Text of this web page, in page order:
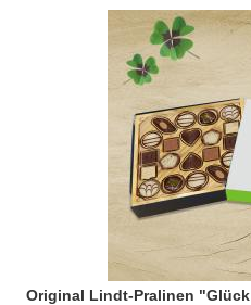
Original Lindt-Pralinen